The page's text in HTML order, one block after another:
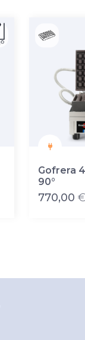
Gofrera
90°
770,00